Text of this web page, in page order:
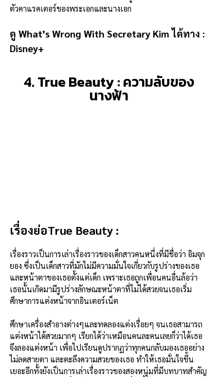
ตัวคาแรคเตอร์ของพระเอกและนางเอก
ดู What’s Wrong With Secretary Kim ได้ทาง :
Disney+
4. True Beauty : ความลับของ
นางฟ้า
เรื่องย่อTrue Beauty :
เรื่องราวเป็นการเล่าเรื่องราวของเด็กสาวคนหนึ่งที่มีชื่อว่า อิมจุก
ยอง ซึ่งเป็นเด็กสาวที่มักไม่มีความมั่นใจเกี่ยวกับรูปร่างของเธอ
และหน้าตาของเธอตั้งแต่เด็ก เพราะเธอถูกเพื่อนคนอื่นล้อว่า
เธอนั้นเกิดมามีรูปร่างลักษณะหน้าตาที่ไม่ได้สวยจนเธอเริ่ม
ศึกษาการแต่งหน้าจากอินเตอร์เน็ต
ศึกษาเครื่องสำอางต่างๆและทดลองแต่งเรื่อยๆ จนเธอสามารถ
แต่งหน้าได้สวยมากๆ เรียกได้ว่าเหมือนคนละคนเลยก็ว่าได้เธอ
จึงลองแต่งหน้า เพื่อไปเรียนดูปรากฏว่าทุกคนกลับมองเธออย่าง
ไม่ลดสายตา และตะลึงความสวยของเธอ ทำให้เธอมั่นใจขึ้น
เยอะอีกทั้งยังเป็นการเล่าเรื่องราวของสองหนุ่มที่มีบทบาทสำคัญ